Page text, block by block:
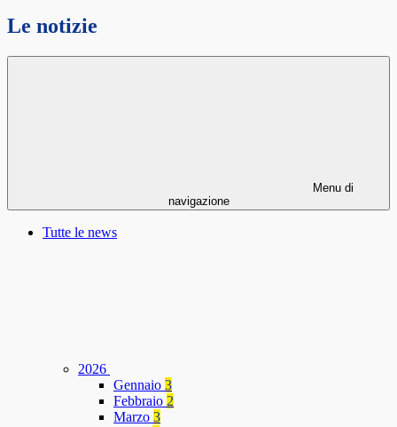
Le notizie
Menu di
navigazione
Tutte le news
2026
Gennaio 3
Febbraio 2
Marzo 3